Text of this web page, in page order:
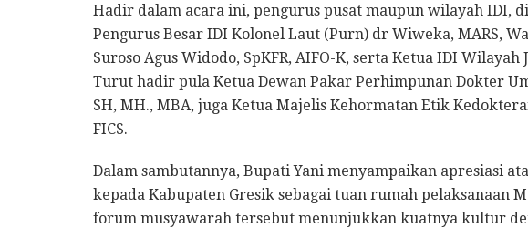
Hadir dalam acara ini, pengurus pusat maupun wilayah IDI,
Pengurus Besar IDI Kolonel Laut (Purn) dr Wiweka, MARS,
Suroso Agus Widodo, SpKFR, AIFO-K, serta Ketua IDI
Turut hadir pula Ketua Dewan Pakar Perhimpunan Dokter
SH, MH., MBA, juga Ketua Majelis Kehormatan Etik
FICS.
Dalam sambutannya, Bupati Yani menyampaikan apresiasi
kepada Kabupaten Gresik sebagai tuan rumah pelaksanaan
forum musyawarah tersebut menunjukkan kuatnya kultur